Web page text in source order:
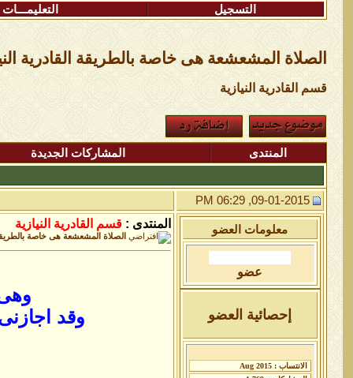
التسجيل التعليمـــات
الصلاة المشعشعة هى خاصة بالطريقة القادرية
قسم القادرية النيازية
المنتدى المشاركات الجديدة
09-01-2015, 06:29 PM
معلومات العضو
عضو
إحصائية العضو
المنتدى : قسم القادرية النيازية
الصلاة المشعشعة هى خاصة بالطريقة
وقد